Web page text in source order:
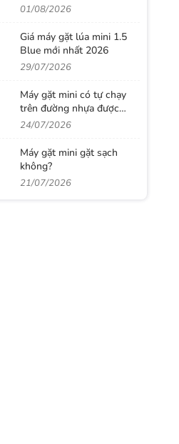
01/08/2026
Giá máy gặt lúa mini 1.5
Blue mới nhất 2026
29/07/2026
Máy gặt mini có tự chạy
trên đường nhựa được
không?
24/07/2026
Máy gặt mini gặt sạch
không?
21/07/2026